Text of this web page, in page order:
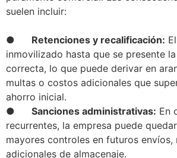
suelen incluir:
● Retenciones y recalificación:
inmovilizado hasta que se presente
correcta, lo que puede derivar en
multas o costos adicionales que
ahorro inicial.
● Sanciones administrativas: En
recurrentes, la empresa puede
mayores controles en futuros
adicionales de almacenaje.